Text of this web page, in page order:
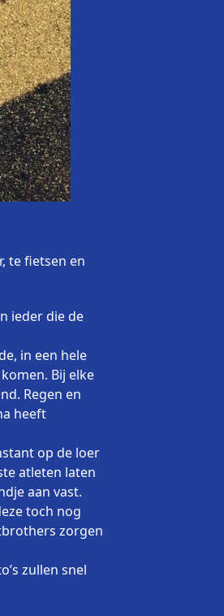
te fietsen en
ieder die de
in een hele
Bij elke
Regen en
heeft
op de loer
atleten laten
aan vast.
toch nog
zorgen
zullen snel